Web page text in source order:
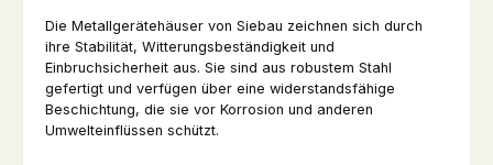
Die Metallgerätehäuser von Siebau zeichnen sich durch
ihre Stabilität, Witterungsbeständigkeit und
Einbruchsicherheit aus. Sie sind aus robustem Stahl
gefertigt und verfügen über eine widerstandsfähige
Beschichtung, die sie vor Korrosion und anderen
Umwelteinflüssen schützt.